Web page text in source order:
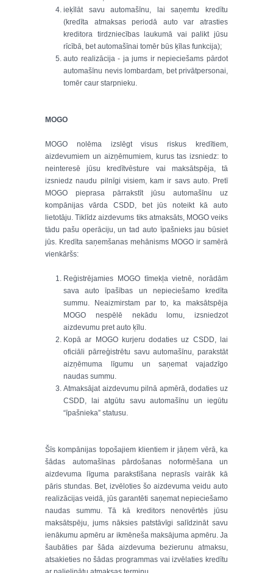
ieķīlāt savu automašīnu, lai saņemtu kredītu
(kredīta atmaksas periodā auto var atrasties
kreditora tirdzniecības laukumā vai palikt jūsu
rīcībā, bet automašīnai tomēr būs ķīlas funkcija);
auto realizācija - ja jums ir nepieciešams pārdot
automašīnu nevis lombardam, bet privātpersonai,
tomēr caur starpnieku.
MOGO
MOGO nolēma izslēgt visus riskus kredītiem,
aizdevumiem un aizņēmumiem, kurus tas izsniedz: to
neinteresē jūsu kredītvēsture vai maksātspēja, tā
izsniedz naudu pilnīgi visiem, kam ir savs auto. Pretī
MOGO pieprasa pārrakstīt jūsu automašīnu uz
kompānijas vārda CSDD, bet jūs noteikt kā auto
lietotāju. Tiklīdz aizdevums tiks atmaksāts, MOGO veiks
tādu pašu operāciju, un tad auto īpašnieks jau būsiet
jūs. Kredīta saņemšanas mehānisms MOGO ir samērā
vienkāršs:
Reģistrējamies MOGO tīmekļa vietnē, norādām
sava auto īpašības un nepieciešamo kredīta
summu. Neaizmirstam par to, ka maksātspēja
MOGO nespēlē nekādu lomu, izsniedzot
aizdevumu pret auto ķīlu.
Kopā ar MOGO kurjeru dodaties uz CSDD, lai
oficiāli pārreģistrētu savu automašīnu, parakstāt
aizņēmuma līgumu un saņemat vajadzīgo
naudas summu.
Atmaksājat aizdevumu pilnā apmērā, dodaties uz
CSDD, lai atgūtu savu automašīnu un iegūtu
“īpašnieka” statusu.
Šīs kompānijas topošajiem klientiem ir jāņem vērā, ka
šādas automašīnas pārdošanas noformēšana un
aizdevuma līguma parakstīšana neprasīs vairāk kā
pāris stundas. Bet, izvēloties šo aizdevuma veidu auto
realizācijas veidā, jūs garantēti saņemat nepieciešamo
naudas summu. Tā kā kreditors nenovērtēs jūsu
maksātspēju, jums nāksies patstāvīgi salīdzināt savu
ienākumu apmēru ar ikmēneša maksājuma apmēru. Ja
šaubāties par šāda aizdevuma bezierunu atmaksu,
atsakieties no šādas programmas vai izvēlaties kredītu